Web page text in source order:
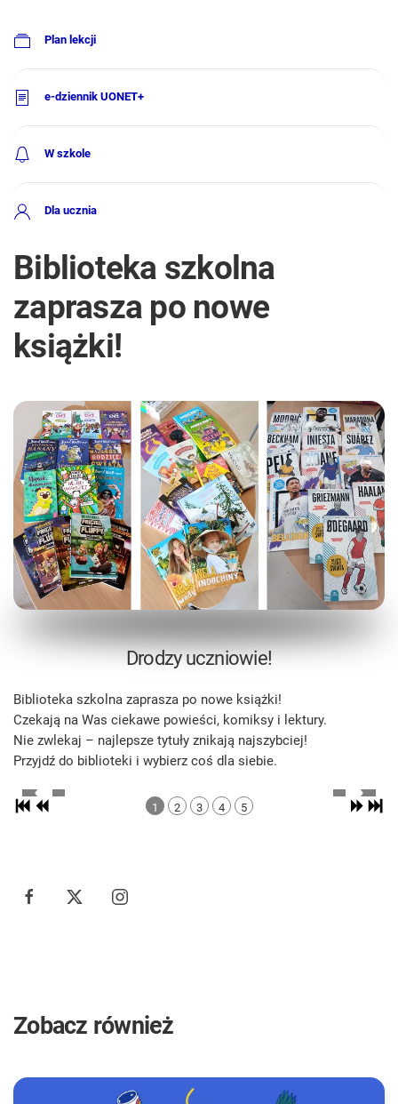
Plan lekcji
e-dziennik UONET+
W szkole
Dla ucznia
Biblioteka szkolna
zaprasza po nowe
książki!
Drodzy uczniowie!
Biblioteka szkolna zaprasza po nowe książki!
Czekają na Was ciekawe powieści, komiksy i lektury.
Nie zwlekaj – najlepsze tytuły znikają najszybciej!
Przyjdź do biblioteki i wybierz coś dla siebie.
1 2 3 4 5
Zobacz również